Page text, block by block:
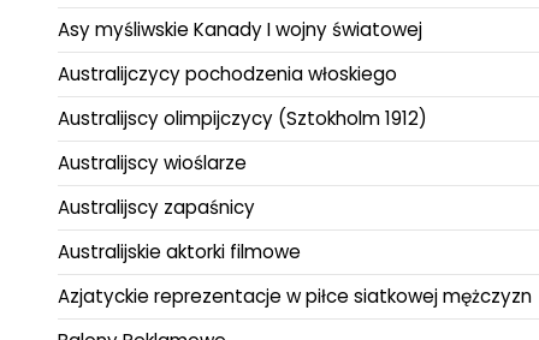
Asy myśliwskie Kanady I wojny światowej
Australijczycy pochodzenia włoskiego
Australijscy olimpijczycy (Sztokholm 1912)
Australijscy wioślarze
Australijscy zapaśnicy
Australijskie aktorki filmowe
Azjatyckie reprezentacje w piłce siatkowej mężczyzn